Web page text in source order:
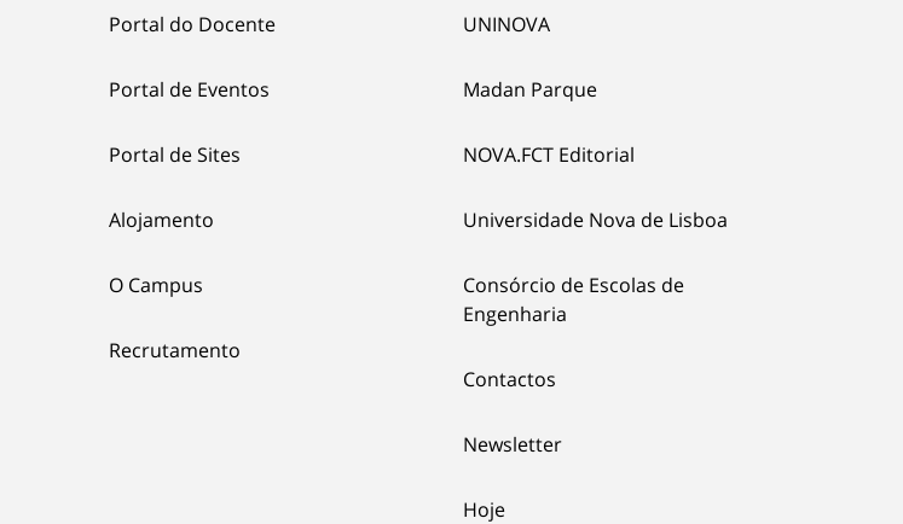
Portal do Docente
Portal de Eventos
Portal de Sites
Alojamento
O Campus
Recrutamento
UNINOVA
Madan Parque
NOVA.FCT Editorial
Universidade Nova de Lisboa
Consórcio de Escolas de
Engenharia
Contactos
Newsletter
Hoje